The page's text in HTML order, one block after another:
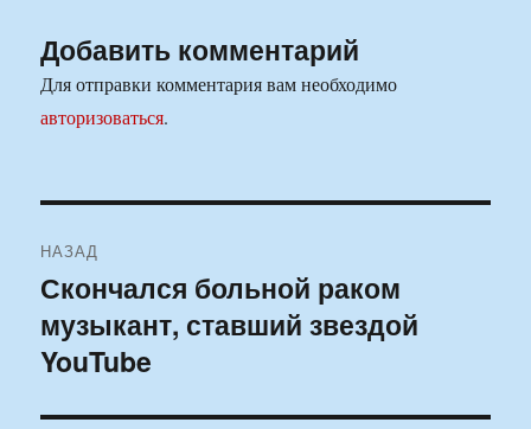
Добавить комментарий
Для отправки комментария вам необходимо
авторизоваться.
по
записям
НАЗАД
Предыдущая
запись:
Скончался больной раком
музыкант, ставший звездой
YouTube